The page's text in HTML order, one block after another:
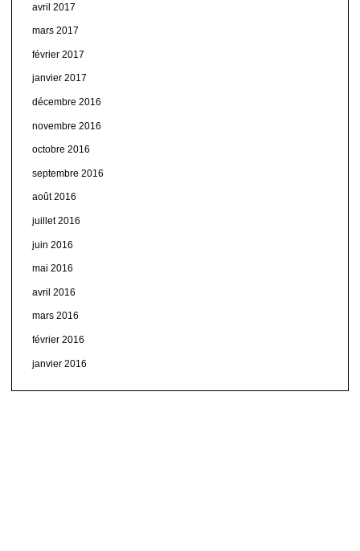
avril 2017
mars 2017
février 2017
janvier 2017
décembre 2016
novembre 2016
octobre 2016
septembre 2016
août 2016
juillet 2016
juin 2016
mai 2016
avril 2016
mars 2016
février 2016
janvier 2016